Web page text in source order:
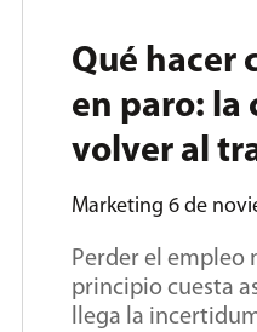
Qué hacer
en paro: la
volver al
Marketing 6 de
Perder el empleo
principio cuesta
llega la